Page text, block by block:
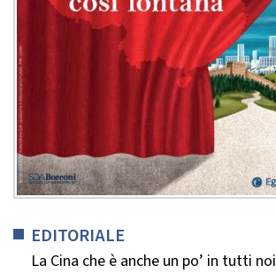
EDITORIALE
La Cina che è anche un po’ in tutti noi